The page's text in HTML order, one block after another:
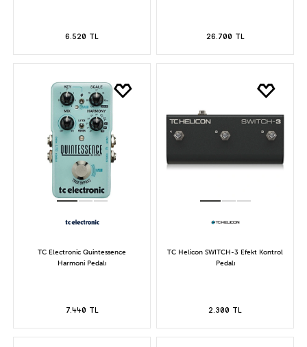
6.520 TL 26.700 TL
TC Electronic Quintessence
Harmoni Pedalı
7.440 TL
TC Helicon SWITCH-3 Efekt Kontrol
Pedalı
2.300 TL